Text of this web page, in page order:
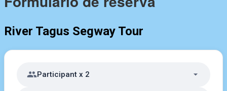
River Tagus Segway Tour
Participant x 2